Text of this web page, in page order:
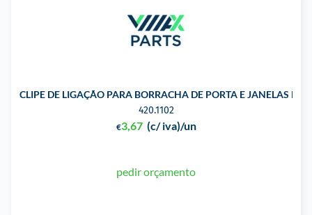
CLIPE DE LIGAÇÃO PARA BORRACHA DE PORTA E JANELAS
420.1102
€3,67 (c/ iva)/un
pedir orçamento